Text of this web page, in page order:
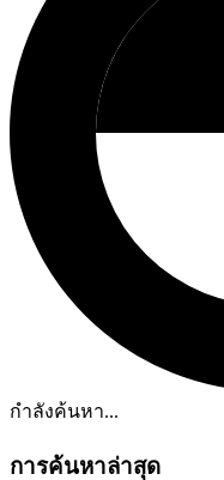
กำลังค้นหา...
การค้นหาล่าสุด